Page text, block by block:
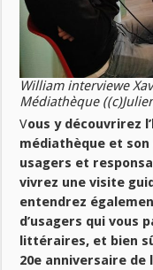
William interviewe
Médiathèque
Vous y découvrirez
médiathèque et
usagers et
vivrez une visite
entendrez
d’usagers qui vous
littéraires, et bien
20e anniversaire de